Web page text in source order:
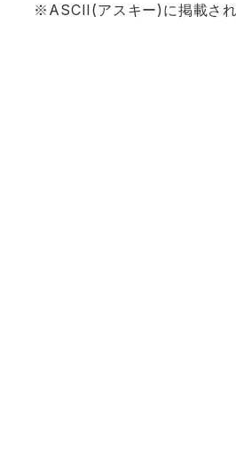
※ASCII(アスキー)に掲載さ